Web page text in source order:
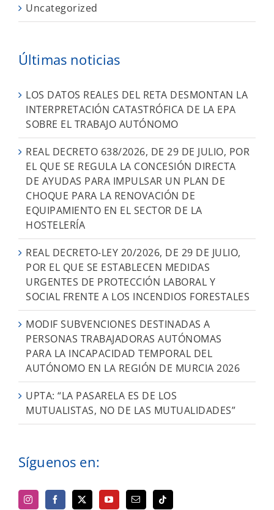
Uncategorized
Últimas noticias
LOS DATOS REALES DEL RETA DESMONTAN LA
INTERPRETACIÓN CATASTRÓFICA DE LA EPA
SOBRE EL TRABAJO AUTÓNOMO
REAL DECRETO 638/2026, DE 29 DE JULIO, POR
EL QUE SE REGULA LA CONCESIÓN DIRECTA
DE AYUDAS PARA IMPULSAR UN PLAN DE
CHOQUE PARA LA RENOVACIÓN DE
EQUIPAMIENTO EN EL SECTOR DE LA
HOSTELERÍA
REAL DECRETO-LEY 20/2026, DE 29 DE JULIO,
POR EL QUE SE ESTABLECEN MEDIDAS
URGENTES DE PROTECCIÓN LABORAL Y
SOCIAL FRENTE A LOS INCENDIOS FORESTALES
MODIF SUBVENCIONES DESTINADAS A
PERSONAS TRABAJADORAS AUTÓNOMAS
PARA LA INCAPACIDAD TEMPORAL DEL
AUTÓNOMO EN LA REGIÓN DE MURCIA 2026
UPTA: “LA PASARELA ES DE LOS
MUTUALISTAS, NO DE LAS MUTUALIDADES”
Síguenos en: